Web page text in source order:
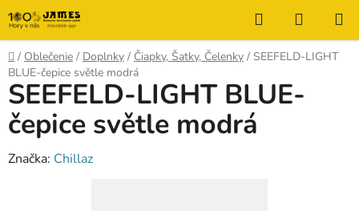
Prejsť
na
obsah
Hľadať
KOŠÍK
Domov
/ Oblečenie / Doplnky / Čiapky, Šatky, Čelenky / SEEFELD-LIGHT
BLUE-čepice světle modrá
SEEFELD-LIGHT BLUE-
čepice světle modrá
Značka: Chillaz